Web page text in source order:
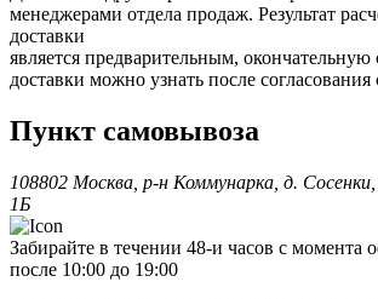
менеджерами отдела продаж. Результат
доставки
является предварительным, окончательную
доставки можно узнать после
Пункт самовывоза
108802 Москва, р-н Коммунарка, д. Сосенки,
1Б
Забирайте в течении 48-и часов с момента
после 10:00 до 19:00